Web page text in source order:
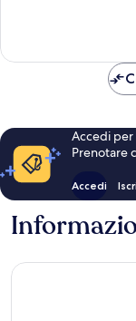
Accedi per
Prenotare
Accedi